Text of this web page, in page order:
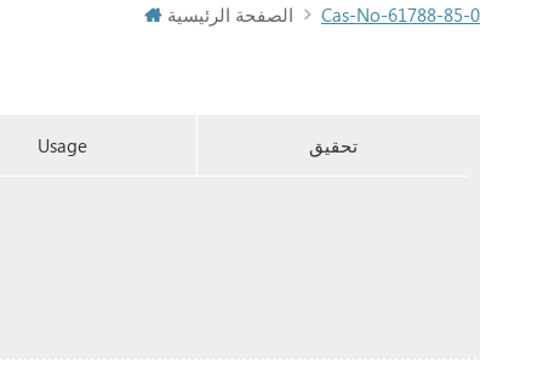
الصفحة الرئيسية Cas-No-61788-85-0
Usage تحقيق